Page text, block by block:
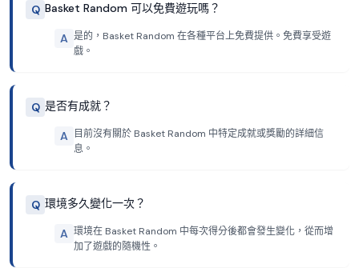
Q Basket Random 可以免費遊玩嗎？
A 是的，Basket Random 在各種平台上免費提供。免費享受遊
戲。
Q 是否有成就？
A 目前沒有關於 Basket Random 中特定成就或獎勵的詳細信
息。
Q 環境多久變化一次？
A 環境在 Basket Random 中每次得分後都會發生變化，從而增
加了遊戲的隨機性。